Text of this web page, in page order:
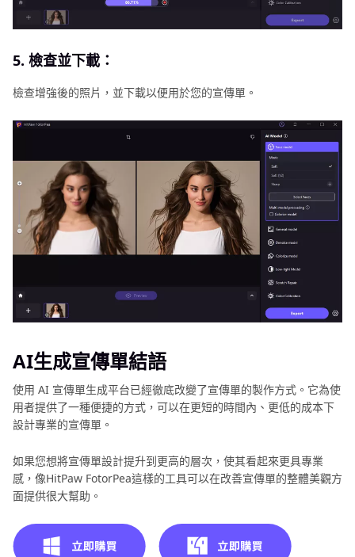
5. 檢查並下載：
檢查增強後的照片，並下載以便用於您的宣傳單。
AI生成宣傳單結語
使用 AI 宣傳單生成平台已經徹底改變了宣傳單的製作方式。它為使
用者提供了一種便捷的方式，可以在更短的時間內、更低的成本下
設計專業的宣傳單。
如果您想將宣傳單設計提升到更高的層次，使其看起來更具專業
感，像HitPaw FotorPea這樣的工具可以在改善宣傳單的整體美觀方
面提供很大幫助。